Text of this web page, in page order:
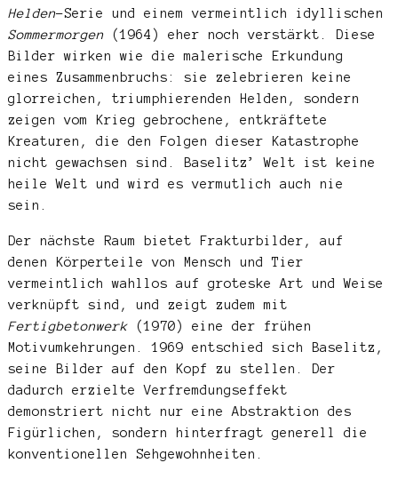
Helden-Serie und einem vermeintlich idyllischen
Sommermorgen(1964) eher noch verstärkt. Diese
Bilder wirken wie die malerische Erkundung
eines Zusammenbruchs: sie zelebrieren keine
glorreichen, triumphierenden Helden, sondern
zeigen vom Krieg gebrochene, entkräftete
Kreaturen, die den Folgen dieser Katastrophe
nicht gewachsen sind. Baselitz’ Welt ist keine
heile Welt und wird es vermutlich auch nie
sein.
Der nächste Raum bietet Frakturbilder, auf
denen Körperteile von Mensch und Tier
vermeintlich wahllos auf groteske Art und Weise
verknüpft sind, und zeigt zudem mit
Fertigbetonwerk(1970) eine der frühen
Motivumkehrungen. 1969 entschied sich Baselitz,
seine Bilder auf den Kopf zu stellen. Der
dadurch erzielte Verfremdungseffekt
demonstriert nicht nur eine Abstraktion des
Figürlichen, sondern hinterfragt generell die
konventionellen Sehgewohnheiten.